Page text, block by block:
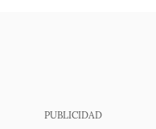
PUBLICIDAD